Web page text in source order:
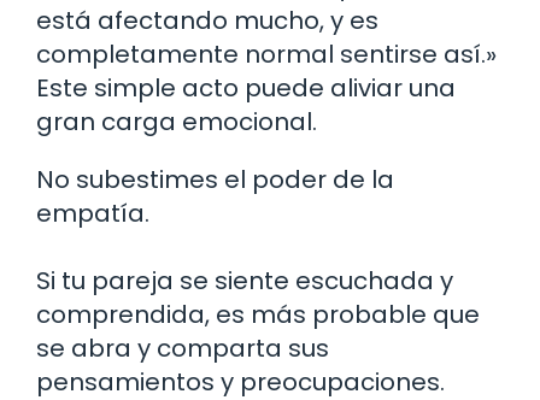
está afectando mucho, y es
completamente normal sentirse así.»
Este simple acto puede aliviar una
gran carga emocional.
No subestimes el poder de la
empatía.
Si tu pareja se siente escuchada y
comprendida, es más probable que
se abra y comparta sus
pensamientos y preocupaciones.